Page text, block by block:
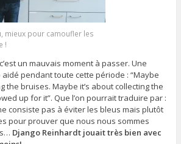
mieux pour camoufler les
!
un mauvais moment à passer. Une
aidé pendant toute cette période : “Maybe
the bruises. Maybe it’s about collecting the
up for it”. Que l’on pourrait traduire par :
consiste pas à éviter les bleus mais plutôt
pour prouver que nous nous sommes
Django Reinhardt jouait très bien avec